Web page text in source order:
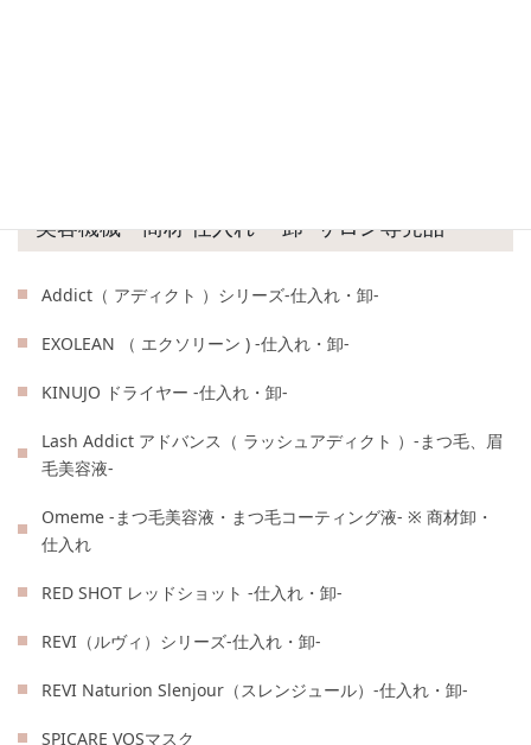
美容機械・商材 仕入れ ・卸 -サロン専売品-
Addict（ アディクト ）シリーズ-仕入れ・卸-
EXOLEAN （ エクソリーン ) -仕入れ・卸-
KINUJO ドライヤー -仕入れ・卸-
Lash Addict アドバンス（ ラッシュアディクト ）-まつ毛、眉
毛美容液-
Omeme -まつ毛美容液・まつ毛コーティング液- ※ 商材卸・
仕入れ
RED SHOT レッドショット -仕入れ・卸-
REVI（ルヴィ）シリーズ-仕入れ・卸-
REVI Naturion Slenjour（スレンジュール）-仕入れ・卸-
SPICARE VOSマスク